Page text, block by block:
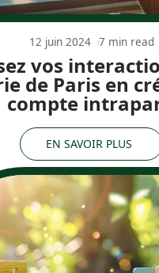
vos
de Paris en
compte
12 juin 2024 7 min read
EN SAVOIR PLUS